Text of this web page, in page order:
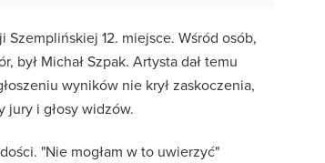
12. miejsce. Wśród osób,
był Michał Szpak. Artysta dał temu
wyników nie krył zaskoczenia,
jury i głosy widzów.
"Nie mogłam w to uwierzyć"